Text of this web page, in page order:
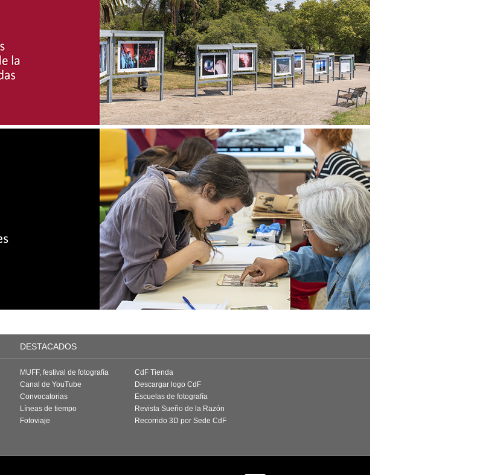
DESTACADOS
MUFF, festival de fotografía
Canal de YouTube
Convocatorias
Líneas de tiempo
Fotoviaje
CdF Tienda
Descargar logo CdF
Escuelas de fotografía
Revista Sueño de la Razón
Recorrido 3D por Sede CdF